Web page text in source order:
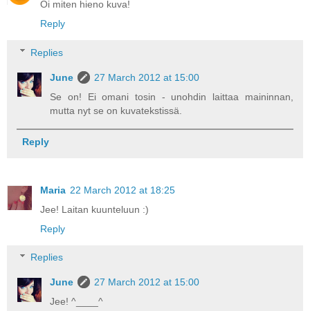
Oi miten hieno kuva!
Reply
Replies
June
27 March 2012 at 15:00
Se on! Ei omani tosin - unohdin laittaa maininnan,
mutta nyt se on kuvatekstissä.
Reply
Maria 22 March 2012 at 18:25
Jee! Laitan kuunteluun :)
Reply
Replies
June
27 March 2012 at 15:00
Jee! ^____^